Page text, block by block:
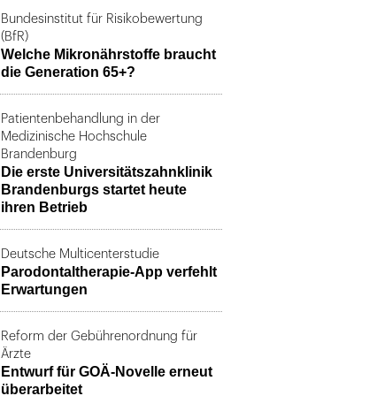
Bundesinstitut für Risikobewertung
(BfR)
Welche Mikronährstoffe braucht
die Generation 65+?
Patientenbehandlung in der
Medizinische Hochschule
Brandenburg
Die erste Universitätszahnklinik
Brandenburgs startet heute
ihren Betrieb
Deutsche Multicenterstudie
Parodontaltherapie-App verfehlt
Erwartungen
Reform der Gebührenordnung für
Ärzte
Entwurf für GOÄ-Novelle erneut
überarbeitet